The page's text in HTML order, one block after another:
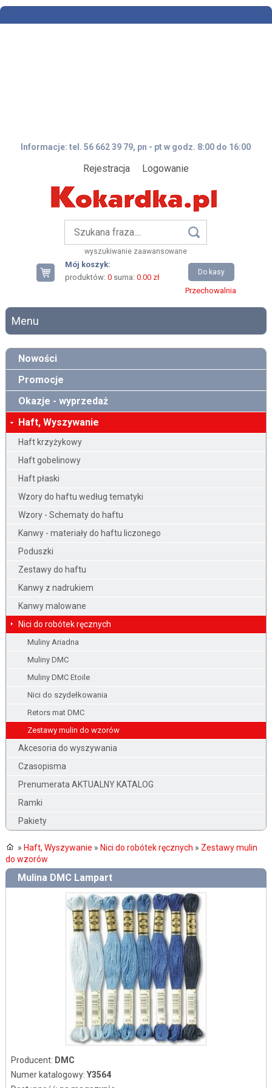
Informacje: tel. 56 662 39 79, pn - pt w godz. 8:00 do 16:00
Rejestracja Logowanie
wyszukiwanie zaawansowane
Mój koszyk:
produktów: 0suma: 0.00 zł
Do kasy
Przechowalnia
Menu
Nowości
Promocje
Okazje - wyprzedaż
Haft, Wyszywanie
Haft krzyżykowy
Haft gobelinowy
Haft płaski
Wzory do haftu według tematyki
Wzory - Schematy do haftu
Kanwy - materiały do haftu liczonego
Poduszki
Zestawy do haftu
Kanwy z nadrukiem
Kanwy malowane
Nici do robótek ręcznych
Muliny Ariadna
Muliny DMC
Muliny DMC Etoile
Nici do szydełkowania
Retors mat DMC
Zestawy mulin do wzorów
Akcesoria do wyszywania
Czasopisma
Prenumerata AKTUALNY KATALOG
Ramki
Pakiety
» Haft, Wyszywanie » Nici do robótek ręcznych » Zestawy mulin
do wzorów
Mulina DMC Lampart
Producent: DMC
Numer katalogowy: Y3564